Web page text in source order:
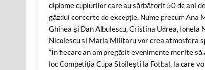
diplome cuplurilor care au sărbătorit 50 de ani
găzdui concerte de excepție. Nume precum
Ghinea și Dan Albulescu, Cristina Udrea, Ionela
Nicolescu și Maria Militaru vor crea atmosfera
“În fiecare an am pregătit evenimente menite
loc Competiția Cupa Stoilești la Fotbal, la care